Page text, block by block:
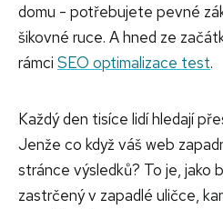
domu - potřebujete pevné
šikovné ruce. A hned ze
rámci SEO optimalizace test.
Každý den tisíce lidí hledají
Jenže co když váš web
stránce výsledků? To je, jako
zastrčený v zapadlé uličce,